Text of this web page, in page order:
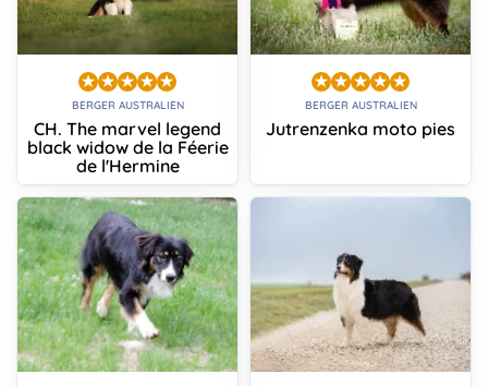
BERGER AUSTRALIEN
CH. The marvel legend
black widow de la Féerie
de l'Hermine
BERGER AUSTRALIEN
Jutrenzenka moto pies